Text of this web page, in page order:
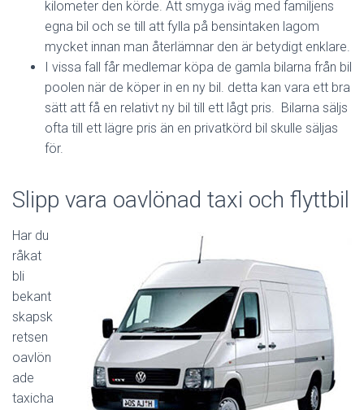
kilometer den körde. Att smyga iväg med familjens
egna bil och se till att fylla på bensintaken lagom
mycket innan man återlämnar den är betydigt enklare.
I vissa fall får medlemar köpa de gamla bilarna från bil
poolen när de köper in en ny bil. detta kan vara ett bra
sätt att få en relativt ny bil till ett lågt pris. Bilarna säljs
ofta till ett lägre pris än en privatkörd bil skulle säljas
för.
Slipp vara oavlönad taxi och flyttbil
Har du
råkat
bli
bekant
skapsk
retsen
oavlön
ade
taxicha